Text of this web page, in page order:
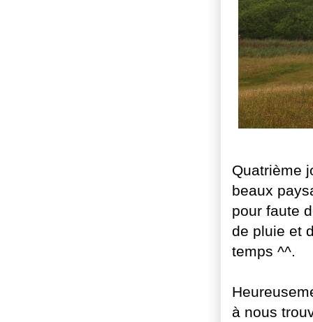
Quatrième
beaux
pour faute
de pluie et
temps ^^.
à nous